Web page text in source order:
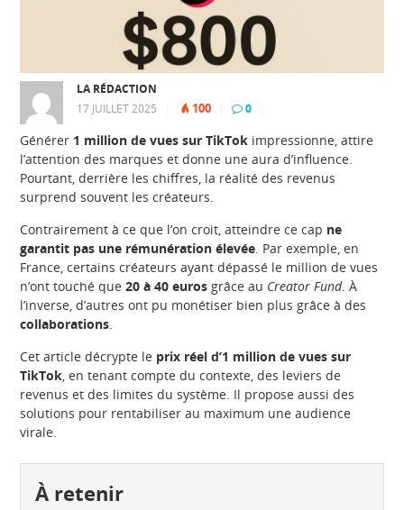
LA RÉDACTION
17 JUILLET 2025
100 0
Générer 1 million de vues sur TikTok impressionne, attire
l’attention des marques et donne une aura d’influence.
Pourtant, derrière les chiffres, la réalité des revenus
surprend souvent les créateurs.
Contrairement à ce que l’on croit, atteindre ce cap ne
garantit pas une rémunération élevée. Par exemple, en
France, certains créateurs ayant dépassé le million de vues
n’ont touché que20 à 40 euros grâce au Creator Fund. À
l’inverse, d’autres ont pu monétiser bien plus grâce à des
collaborations.
Cet article décrypte le prix réel d’1 million de vues sur
TikTok, en tenant compte du contexte, des leviers de
revenus et des limites du système. Il propose aussi des
solutions pour rentabiliser au maximum une audience
virale.
À retenir